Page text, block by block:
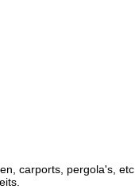
carports, pergola's, etc.